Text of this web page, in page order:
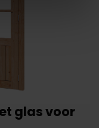
glas voor